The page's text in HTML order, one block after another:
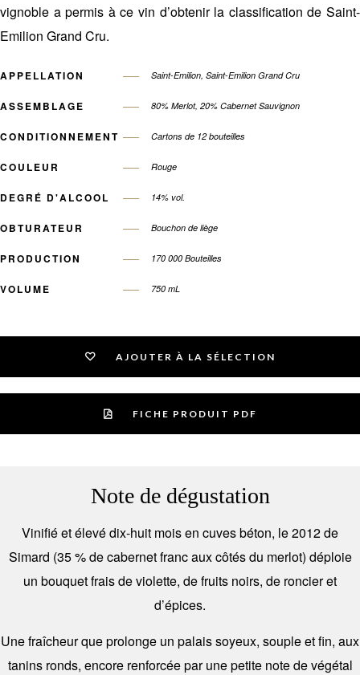
vignoble a permis à ce vin d’obtenir la classification de Saint-
Emilion Grand Cru.
APPELLATION Saint-Emilion, Saint-Emilion Grand Cru
ASSEMBLAGE 80% Merlot, 20% Cabernet Sauvignon
CONDITIONNEMENT Cartons de 12 bouteilles
COULEUR Rouge
DEGRÉ D'ALCOOL 14% vol.
OBTURATEUR Bouchon de liège
PRODUCTION 170 000 Bouteilles
VOLUME 750 mL
AJOUTER À LA SÉLECTION
FICHE PRODUIT PDF
Note de dégustation
Vinifié et élevé dix-huit mois en cuves béton, le 2012 de
Simard (35 % de cabernet franc aux côtés du merlot) déploie
un bouquet frais de violette, de fruits noirs, de roncier et
d’épices.
Une fraîcheur que prolonge un palais soyeux, souple et fin, aux
tanins ronds, encore renforcée par une petite note de végétal